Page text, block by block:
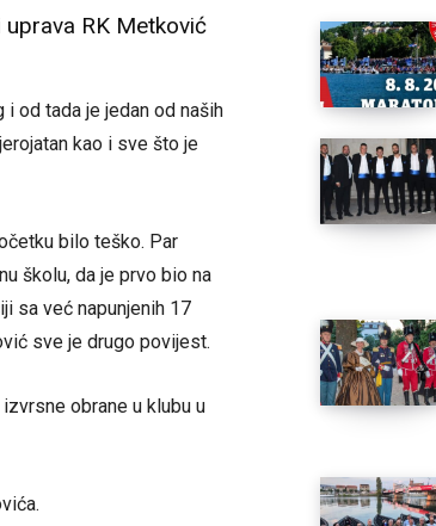
RK Metković
od tada je jedan od naših
kao i sve što je
bilo teško. Par
školu, da je prvo bio na
sa već napunjenih 17
sve je drugo povijest.
obrane u klubu u